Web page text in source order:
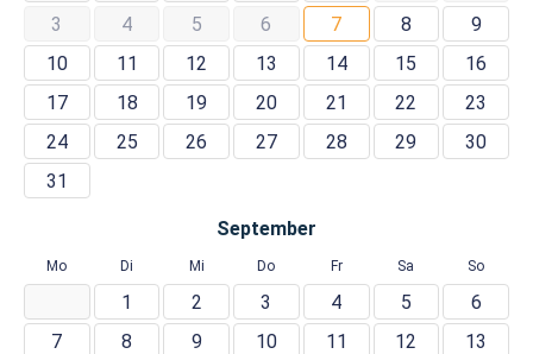
3
4 5 6 7 8
9
10
11 12 13 14 15
16
17
18 19 20 21 22
23
24
25 26 27 28 29
30
31
September
Mo Di Mi Do Fr Sa So
1 2 3 4 5
6
7
8 9 10 11 12
13